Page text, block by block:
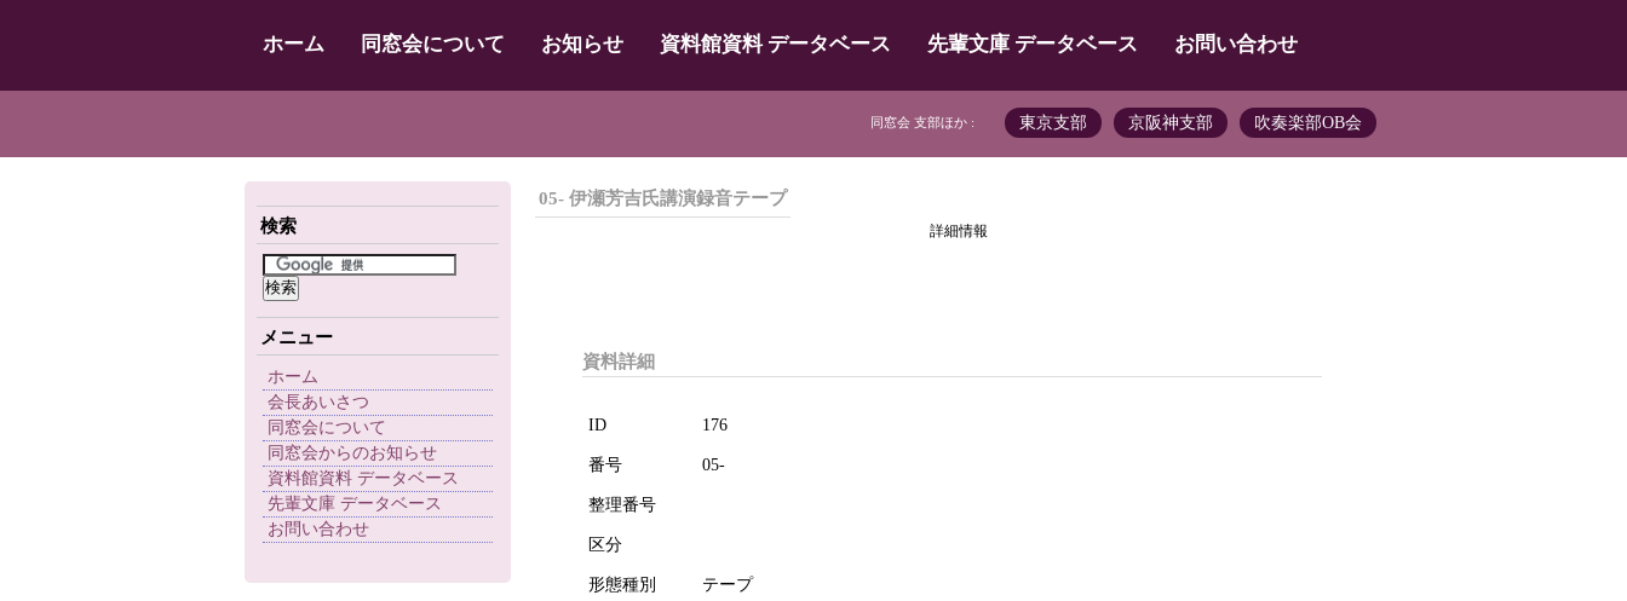
ホーム 同窓会について お知らせ 資料館資料 データベース 先輩文庫 データベース お問い合わせ
同窓会 支部ほか : 東京支部 京阪神支部 吹奏楽部OB会
検索
メニュー
ホーム
会長あいさつ
同窓会について
同窓会からのお知らせ
資料館資料 データベース
先輩文庫 データベース
お問い合わせ
05- 伊瀬芳吉氏講演録音テープ
詳細情報
資料詳細
ID 176
番号 05-
整理番号
区分
形態種別 テープ